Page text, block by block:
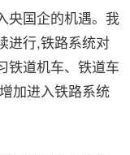
国企的机遇。我
进行,铁路系统对
铁道机车、铁道车
加进入铁路系统